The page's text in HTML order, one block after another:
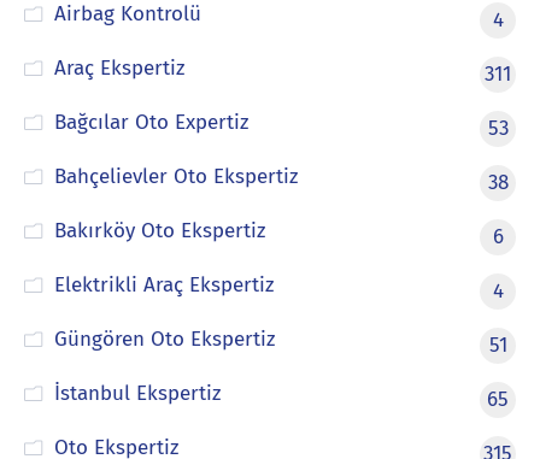
Airbag Kontrolü
4
Araç Ekspertiz
311
Bağcılar Oto Expertiz
53
Bahçelievler Oto Ekspertiz
38
Bakırköy Oto Ekspertiz
6
Elektrikli Araç Ekspertiz
4
Güngören Oto Ekspertiz
51
İstanbul Ekspertiz
65
Oto Ekspertiz
315